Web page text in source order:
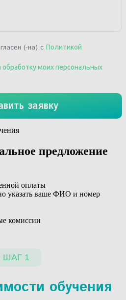
предложение
оплаты
указать ваше ФИО и номер
комиссии